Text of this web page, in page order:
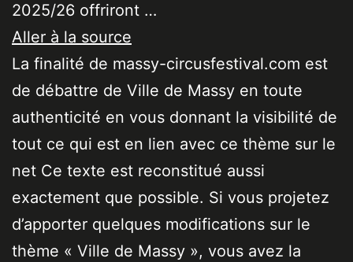
2025/26 offriront …
Aller à la source
La finalité de massy-circusfestival.com est
de débattre de Ville de Massy en toute
authenticité en vous donnant la visibilité de
tout ce qui est en lien avec ce thème sur le
net Ce texte est reconstitué aussi
exactement que possible. Si vous projetez
d’apporter quelques modifications sur le
thème « Ville de Massy », vous avez la